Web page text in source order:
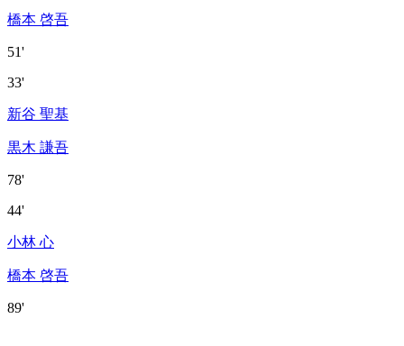
橋本 啓吾
51'
33'
新谷 聖基
黒木 謙吾
78'
44'
小林 心
橋本 啓吾
89'